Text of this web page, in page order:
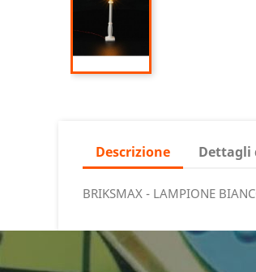
Descrizione Dettagli
BRIKSMAX - LAMPIONE